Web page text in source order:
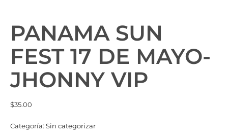
PANAMA SUN
FEST 17 DE MAYO-
JHONNY VIP
$35.00
Categoría: Sin categorizar